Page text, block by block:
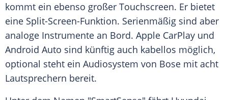
kommt ein ebenso großer Touchscreen. Er bietet
eine Split-Screen-Funktion. Serienmäßig sind aber
analoge Instrumente an Bord. Apple CarPlay und
Android Auto sind künftig auch kabellos möglich,
optional steht ein Audiosystem von Bose mit acht
Lautsprechern bereit.